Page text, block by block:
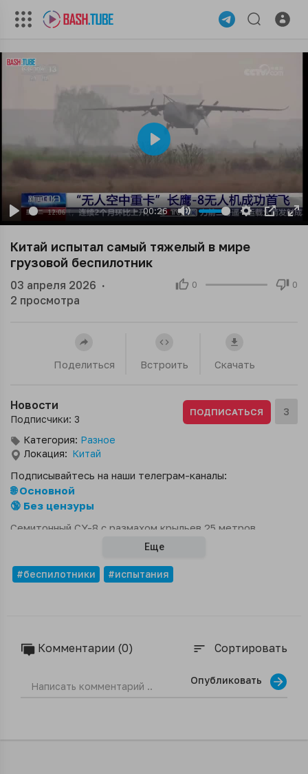
Play
00:26
Mute Settings
PIP
Play
Китай испытал самый тяжелый в мире
грузовой беспилотник
0 0
03 апреля 2026 ·
2 просмотра
Поделиться Встроить Скачать
Новости
Подписчики: 3
ПОДПИСАТЬСЯ 3
Категория: Разное
Локация: Китай
Подписывайтесь на наши телеграм-каналы:
🌐 Основной
🔞 Без цензуры
Семитонный CY-8 с размахом крыльев 25 метров
оснащен двумя турбовинтовыми двигателями и способен
более 3 тыс. км.
Еще
#беспилотники #испытания
Комментарии (0) sort Сортировать
Опубликовать